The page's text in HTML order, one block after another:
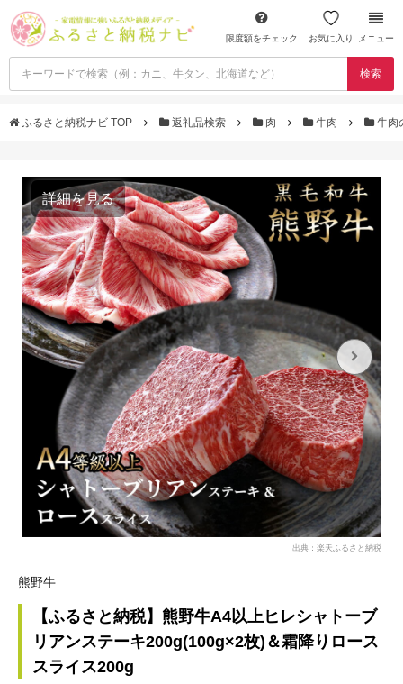
限度額をチェック お気に入り メニュー
検索
ふるさと納税ナビ TOP 返礼品検索 肉 牛肉 牛肉
詳細を見る
出典：楽天ふるさと納税
熊野牛
【ふるさと納税】熊野牛A4以上ヒレシャトーブ
リアンステーキ200g(100g×2枚)＆霜降りロース
スライス200g